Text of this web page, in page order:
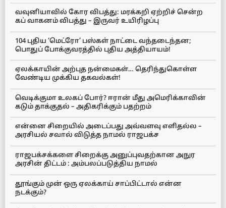
வவுனியாவில் கோர விபத்து: மரக்கறி ஏற்றிச் சென்ற
கப் வாகனம் விபத்து – இருவர் உயிரிழப்பு
104 புதிய ‘மெட்ரோ’ பஸ்கள் நாட்டை வந்தடைந்தன;
பொதுப் போக்குவரத்தில் புதிய அத்தியாயம்!
ஏலக்காயின் அற்புத நன்மைகள்… தெரிந்துகொள்ள
வேண்டிய முக்கிய தகவல்கள்!
வெடிக்குமா உலகப் போர்? ஈரான் மீது அமெரிக்காவின்
கடும் தாக்குதல் – அதிகரிக்கும் பதற்றம்
என்னை சிறையில் அடைப்பது அவ்வளவு எளிதல்ல –
அரசியல் சவால் விடுத்த நாமல் ராஜபக்ச
ராஜபக்சக்களை சிறைக்கு அனுப்புவதற்கான அநுர
அரசின் திட்டம் : அம்பலப்படுத்திய நாமல்
தூங்கும் முன் ஒரு ஏலக்காய் சாப்பிட்டால் என்ன
நடக்கும்?